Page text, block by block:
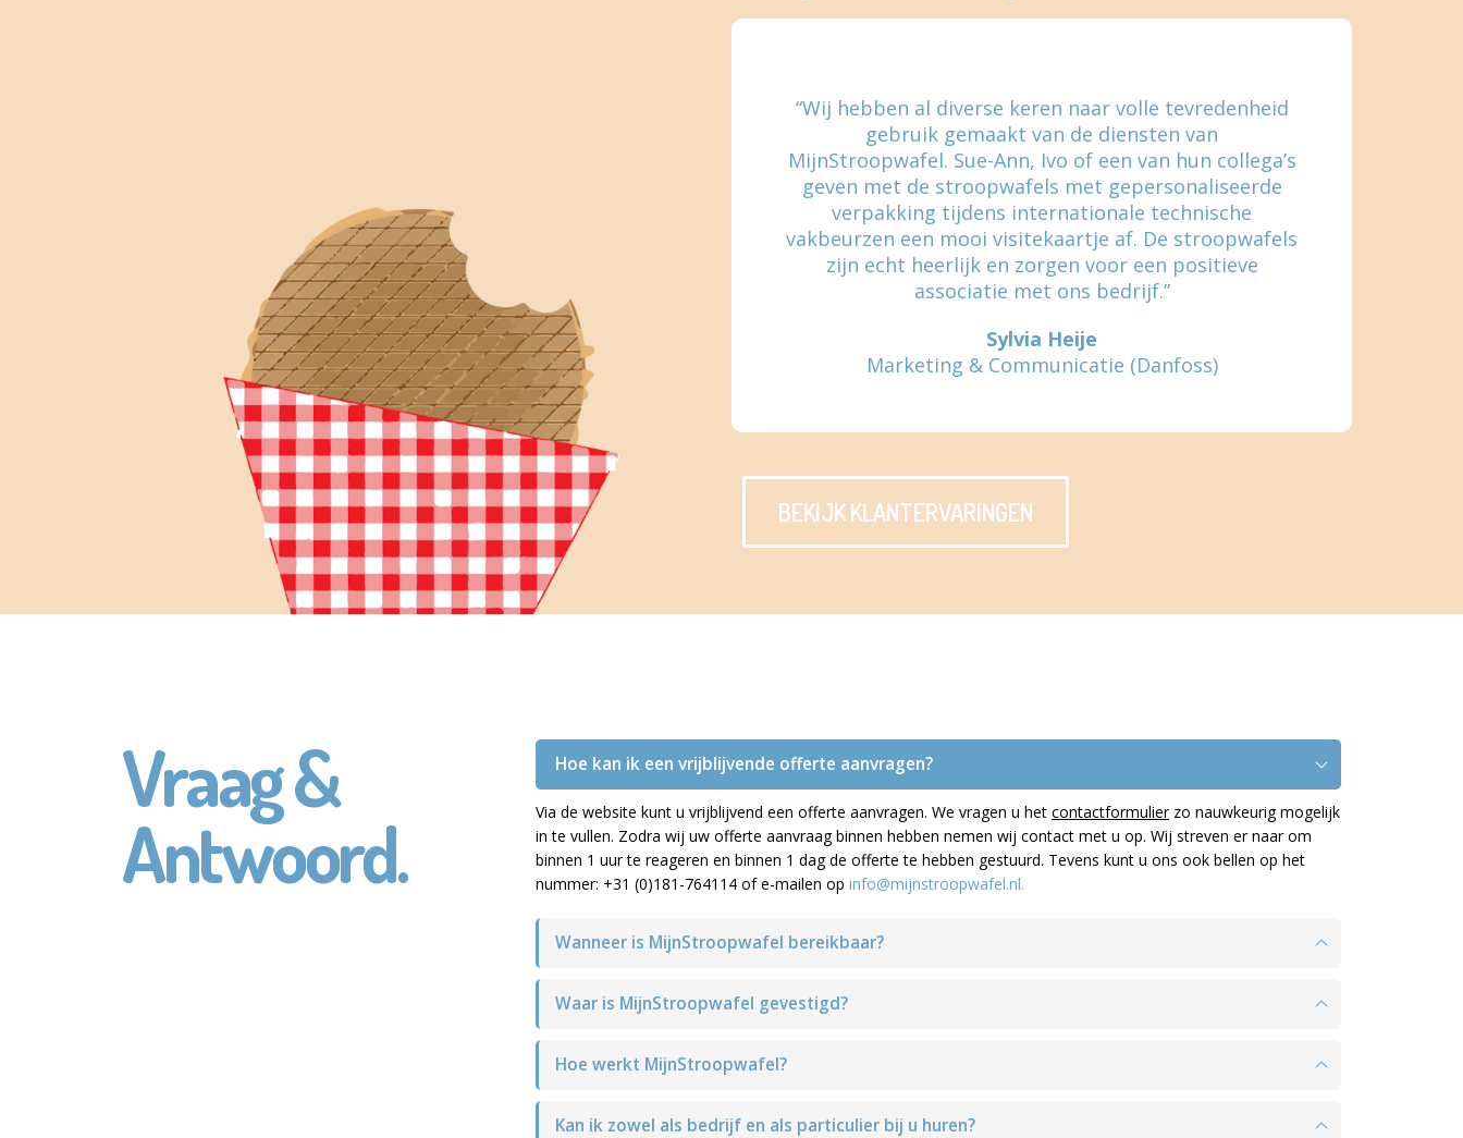
“Wij hebben al diverse keren naar volle tevredenheid
gebruik gemaakt van de diensten van
MijnStroopwafel. Sue-Ann, Ivo of een van hun collega’s
geven met de stroopwafels met gepersonaliseerde
verpakking tijdens internationale technische
vakbeurzen een mooi visitekaartje af. De stroopwafels
zijn echt heerlijk en zorgen voor een positieve
associatie met ons bedrijf.”
Sylvia Heije
Marketing & Communicatie (Danfoss)
BEKIJK KLANTERVARINGEN
Vraag &
Antwoord.
Hoe kan ik een vrijblijvende offerte aanvragen?
Via de website kunt u vrijblijvend een offerte aanvragen. We vragen u het contactformulierzo nauwkeurig mogelijk
in te vullen. Zodra wij uw offerte aanvraag binnen hebben nemen wij contact met u op. Wij streven er naar om
binnen 1 uur te reageren en binnen 1 dag de offerte te hebben gestuurd. Tevens kunt u ons ook bellen op het
nummer: +31 (0)181-764114 of e-mailen op info@mijnstroopwafel.nl.
Wanneer is MijnStroopwafel bereikbaar?
Waar is MijnStroopwafel gevestigd?
Hoe werkt MijnStroopwafel?
Kan ik zowel als bedrijf en als particulier bij u huren?